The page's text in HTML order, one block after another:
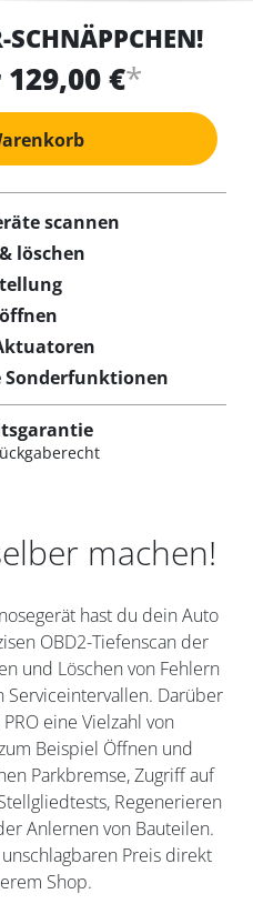
SCHNÄPPCHEN!
€*
scannen
löschen
Sonderfunktionen
machen!
hast du dein Auto
OBD2-Tiefenscan der
und Löschen von Fehlern
Serviceintervallen. Darüber
eine Vielzahl von
Beispiel Öffnen und
Parkbremse, Zugriff auf
Regenerieren
Anlernen von Bauteilen.
Preis direkt
Shop.